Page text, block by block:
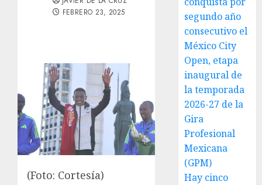
FEBRERO 23, 2025
(Foto: Cortesía)
segundo año
consecutivo el
México City
Open, etapa
inaugural de
la temporada
2026-27 de la
Gira
Profesional
Mexicana
(GPM)
Hay cinco